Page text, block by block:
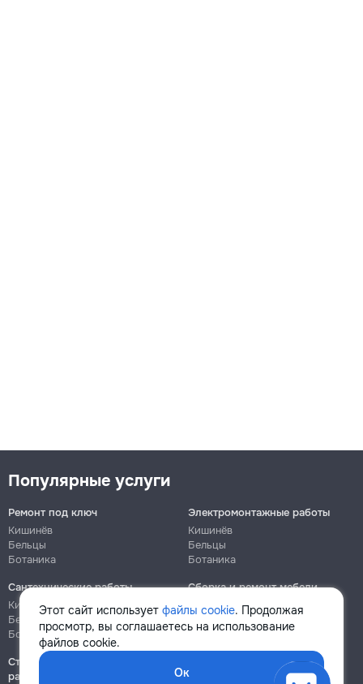
Этот сайт использует файлы cookie. Продолжая
просмотр, вы соглашаетесь на использование
файлов cookie.
Ок
Популярные услуги
Ремонт под ключ
Кишинёв
Бельцы
Ботаника
Электромонтажные работы
Кишинёв
Бельцы
Ботаника
Сантехнические работы
Кишинёв
Бельцы
Ботаника
Сборка и ремонт мебели
Кишинёв
Ботаника
Строительно-монтажные
работы